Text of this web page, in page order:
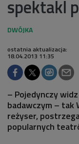
spektakl
ostatnia aktualizacja:
18.04.2013 11:35
– Pojedynczy
badawczym – tak
reżyser,
popularnych